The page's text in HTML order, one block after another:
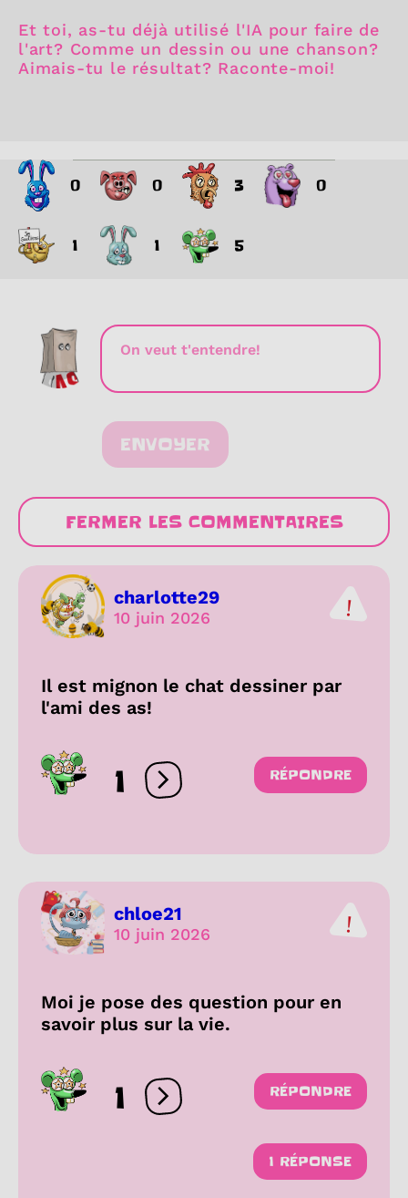
Et toi, as-tu déjà utilisé l'IA pour faire de
l'art? Comme un dessin ou une chanson?
Aimais-tu le résultat? Raconte-moi!
0 0 3 0
1 1 5
ENVOYER
FERMER LES COMMENTAIRES
charlotte29
10 juin 2026
Il est mignon le chat dessiner par
l'ami des as!
1 Ouvrir les réactions
RÉPONDRE
chloe21
10 juin 2026
Moi je pose des question pour en
savoir plus sur la vie.
1 Ouvrir les réactions
RÉPONDRE
1 RÉPONSE